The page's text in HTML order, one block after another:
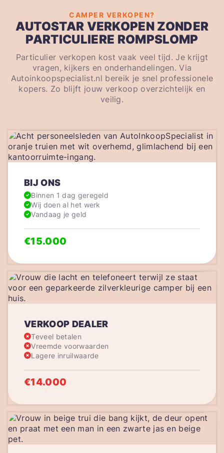
CAMPER VERKOPEN?
AUTOSTAR VERKOPEN ZONDER
PARTICULIERE ROMPSLOMP
Particulier verkopen kost vaak veel tijd. Je krijgt
vragen, kijkers en onderhandelingen. Via
Autoinkoopspecialist.nl bereik je snel professionele
kopers. Zo blijft jouw verkoop overzichtelijk en
veilig.
VERKOOP DEALER
Teveel betalen
Vreemde voorwaarden
Lagere inruilwaarde
€14.000
BIJ ONS
Binnen 1 dag geregeld
Wij doen al het werk
Vandaag je geld
€15.000